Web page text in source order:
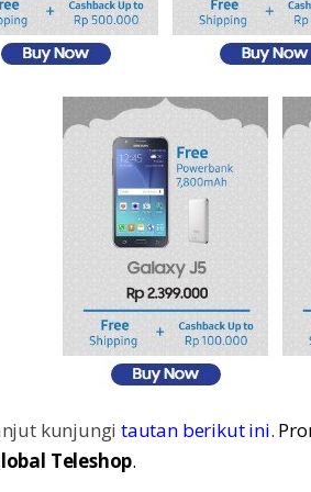
kunjungitautan berikut ini.
Teleshop.